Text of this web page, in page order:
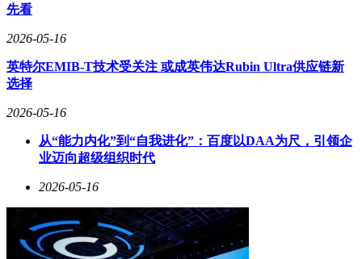
宣布将于5月26日召开2025年年度股东大会。会议采用现场与
审议事项涵盖董事会工作报告、董事薪酬方案、年度利润分配
预案及公司章程修订等核心议题，同时将听取独立董事述职及
高管薪酬方案汇报。
先看
2026-05-16
英特尔EMIB-T技术受关注 或成英伟达Rubin Ultra供应链新
选择
2026-05-16
从“能力内化”到“自我进化”：百度以DAA为尺，引领企
业迈向超级组织时代
2026-05-16